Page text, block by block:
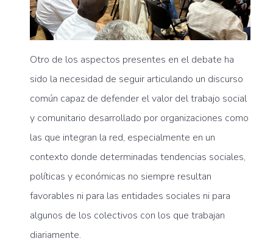
Otro de los aspectos presentes en el debate ha
sido la necesidad de seguir articulando un discurso
común capaz de defender el valor del trabajo social
y comunitario desarrollado por organizaciones como
las que integran la red, especialmente en un
contexto donde determinadas tendencias sociales,
políticas y económicas no siempre resultan
favorables ni para las entidades sociales ni para
algunos de los colectivos con los que trabajan
diariamente.